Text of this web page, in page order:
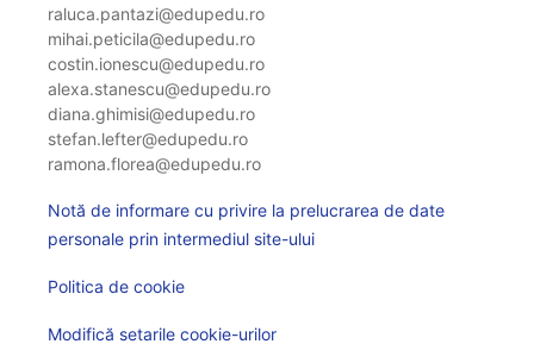
raluca.pantazi@edupedu.ro
mihai.peticila@edupedu.ro
costin.ionescu@edupedu.ro
alexa.stanescu@edupedu.ro
diana.ghimisi@edupedu.ro
stefan.lefter@edupedu.ro
ramona.florea@edupedu.ro
Notă de informare cu privire la prelucrarea de date
personale prin intermediul site-ului
Politica de cookie
Modifică setarile cookie-urilor